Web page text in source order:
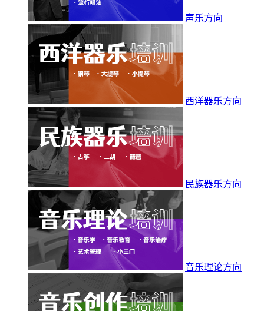
声乐方向
西洋器乐方向
民族器乐方向
音乐理论方向